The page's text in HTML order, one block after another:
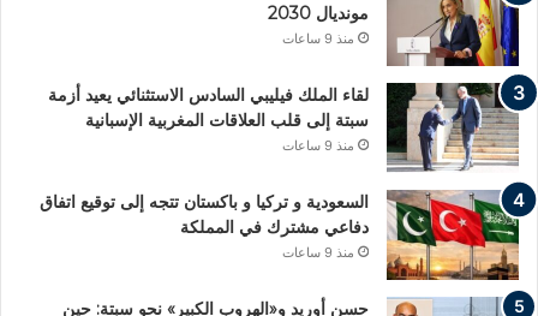
مونديال 2030
منذ 9 ساعات
لقاء الملك فيليبي السادس الاستثنائي يعيد أزمة
سبتة إلى قلب العلاقات المغربية الإسبانية
منذ 9 ساعات
السعودية و تركيا و باكستان تتجه إلى توقيع اتفاق
دفاعي مشترك في المملكة
منذ 9 ساعات
حسن أوريد و«الهروب الكبير» نحو سبتة: حين